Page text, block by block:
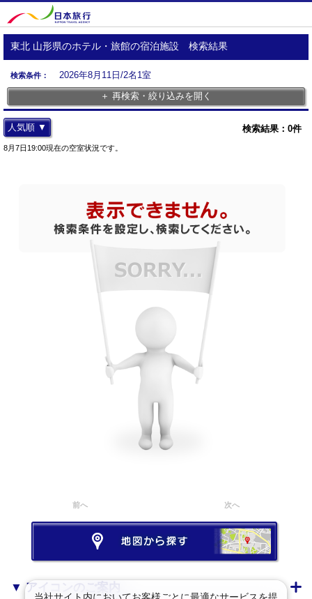
東北 山形県のホテル・旅館の宿泊施設 検索結果
検索条件：
2026年8月11日/2名1室
＋ 再検索・絞り込みを開く
検索結果： 0件
人気順 ▼
8月7日19:00現在の空室状況です。
前へ 次へ
▼ アイコンのご案内
当社サイト内においてお客様ごとに最適なサービスを提